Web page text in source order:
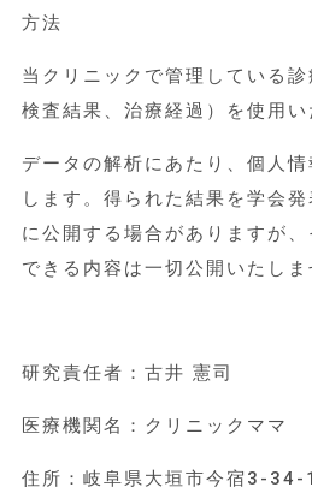
方法
当クリニックで管理している診
検査結果、治療経過）を使用い
データの解析にあたり、個人
します。得られた結果を学会
に公開する場合がありますが
できる内容は一切公開いたしま
研究責任者：古井 憲司
医療機関名：クリニックママ
住所：岐阜県大垣市今宿3-34-1